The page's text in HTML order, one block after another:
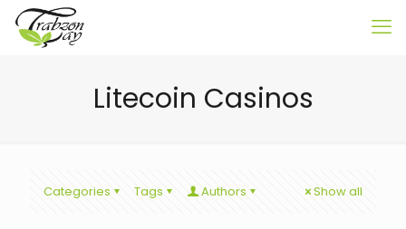
Litecoin Casinos
Categories Tags Authors Show all